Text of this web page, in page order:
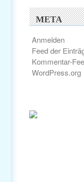
META
Anmelden
Feed der
Kommentar-
WordPress.org